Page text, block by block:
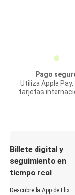
Pago
Utiliza Apple Pay,
tarjetas
Billete digital y
seguimiento en
tiempo real
Descubre la App de Flix